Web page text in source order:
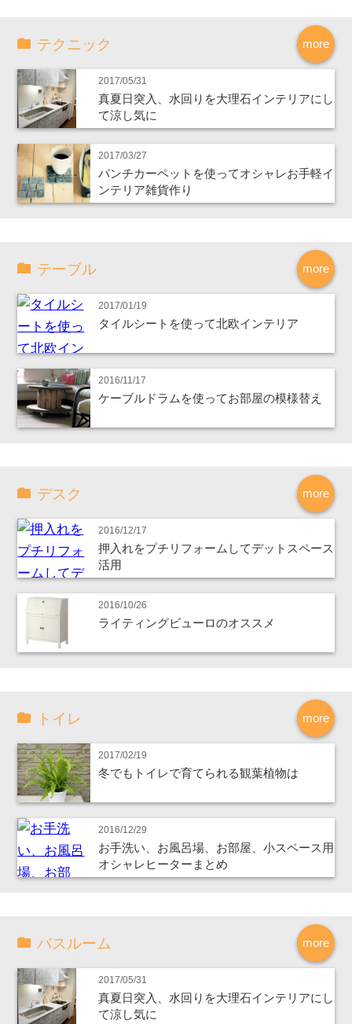
more
テクニック
2017/05/31
真夏日突入、水回りを大理石インテリアにし
て涼し気に
2017/03/27
パンチカーペットを使ってオシャレお手軽イ
ンテリア雑貨作り
more
テーブル
2017/01/19
タイルシートを使って北欧インテリア
2016/11/17
ケーブルドラムを使ってお部屋の模様替え
more
デスク
2016/12/17
押入れをプチリフォームしてデットスペース
活用
2016/10/26
ライティングビューロのオススメ
more
トイレ
2017/02/19
冬でもトイレで育てられる観葉植物は
2016/12/29
お手洗い、お風呂場、お部屋、小スペース用
オシャレヒーターまとめ
more
バスルーム
2017/05/31
真夏日突入、水回りを大理石インテリアにし
て涼し気に